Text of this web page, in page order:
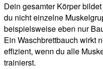
Dein gesamter Körper
du nicht einzelne
beispielsweise eben nur
Ein Waschbrettbauch wirkt
effizient, wenn du alle
trainierst.